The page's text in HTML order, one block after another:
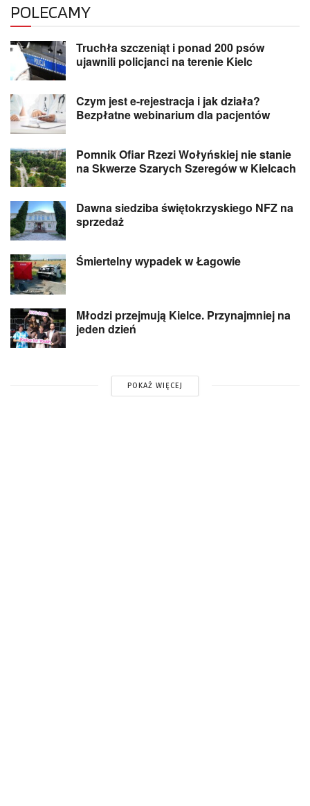
POLECAMY
Truchła szczeniąt i ponad 200 psów
ujawnili policjanci na terenie Kielc
Czym jest e-rejestracja i jak działa?
Bezpłatne webinarium dla pacjentów
Pomnik Ofiar Rzezi Wołyńskiej nie stanie
na Skwerze Szarych Szeregów w Kielcach
Dawna siedziba świętokrzyskiego NFZ na
sprzedaż
Śmiertelny wypadek w Łagowie
Młodzi przejmują Kielce. Przynajmniej na
jeden dzień
POKAŻ WIĘCEJ